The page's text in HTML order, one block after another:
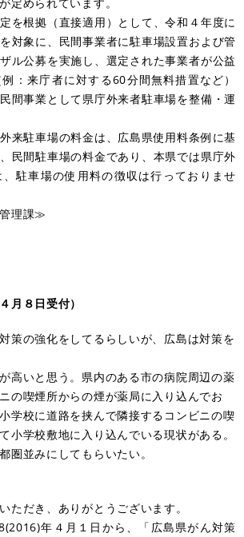
を根拠（直接適用）として、令和４年度に
対象に、民間事業者に駐車場設置および管
ル公募を実施し、選定された事業者が公益
：来庁者に対する60分間無料措置など）
間事業として県庁外来者駐車場を整備・運
来駐車場の料金は、広島県使用料条例に基
民間駐車場の料金であり、本県では県庁外
駐車場の使用料の徴収は行っておりませ
理課≫
月８日受付）
策の強化をしてるらしいが、広島は対策を
高いと思う。県内のある市の病院周辺の薬
の喫煙所からの煙が薬局に入り込んでお
学校に道路を挟んで隣接するコンビニの喫
小学校敷地に入り込んでいる現状がある。
圏並みにしてもらいたい。
ただき、ありがとうございます。
年４月１日から、「広島県がん対策